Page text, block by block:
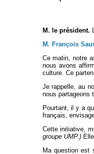
M. le président.
M. François
Ce matin, notre
nous avons
culture. Ce
Je rappelle, au
nous partageons
Pourtant, il y a
français,
Cette initiative,
groupe UMP.)
Ma question est